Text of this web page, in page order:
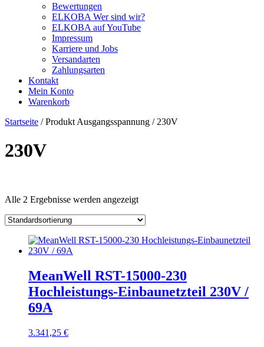
Bewertungen
ELKOBA Wer sind wir?
ELKOBA auf YouTube
Impressum
Karriere und Jobs
Versandarten
Zahlungsarten
Kontakt
Mein Konto
Warenkorb
Startseite / Produkt Ausgangsspannung / 230V
230V
Kategorie
Hersteller
Lieferzeiten
Auf Lager
Ausgangsstrom
Ausgang Anschluss
Eingangsspannung
Eingang Anschluss
einstellbar
aktiv
Schnittstelle
Alle 2 Ergebnisse werden angezeigt
MeanWell RST-15000-230
Hochleistungs-Einbaunetzteil 230V /
69A
3.341,25 €